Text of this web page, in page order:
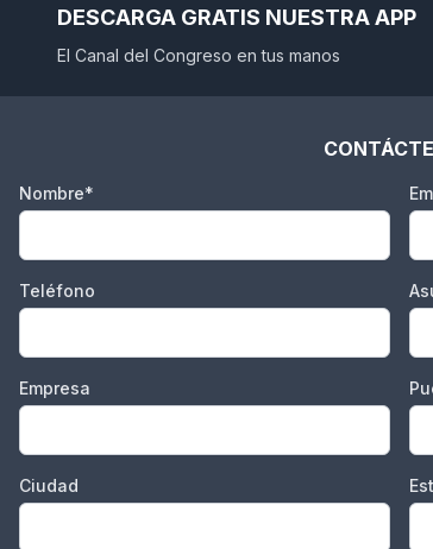
DESCARGA GRATIS NUESTRA APP
El Canal del Congreso en tus manos
Nombre*
Teléfono
Empresa
Ciudad